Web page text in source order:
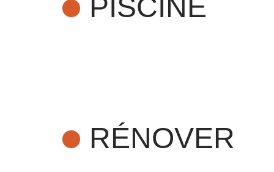
PISCINE
RÉNOVER